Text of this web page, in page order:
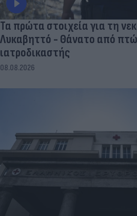
Τα πρώτα στοιχεία για τη
Λυκαβηττό - Θάνατο από
ιατροδικαστής
08.08.2026